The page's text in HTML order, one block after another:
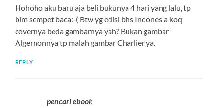
Hohoho aku baru aja beli bukunya 4 hari yang lalu, tp
blm sempet baca:-( Btw yg edisi bhs Indonesia koq
covernya beda gambarnya yah? Bukan gambar
Algernonnya tp malah gambar Charlienya.
REPLY
pencari ebook